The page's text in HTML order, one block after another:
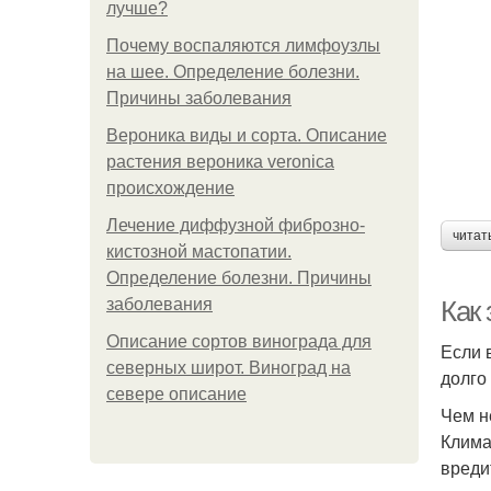
лучше?
Почему воспаляются лимфоузлы
на шее. Определение болезни.
Причины заболевания
Вероника виды и сорта. Описание
растения вероника veronica
происхождение
Лечение диффузной фиброзно-
кистозной мастопатии.
Определение болезни. Причины
заболевания
Описание сортов винограда для
северных широт. Виноград на
севере описание
Если
Чем